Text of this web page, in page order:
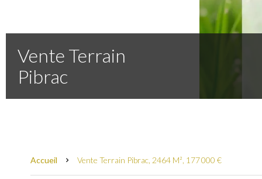
Vente Terrain
Pibrac
Accueil Vente Terrain Pibrac, 2464 M², 177 000 €